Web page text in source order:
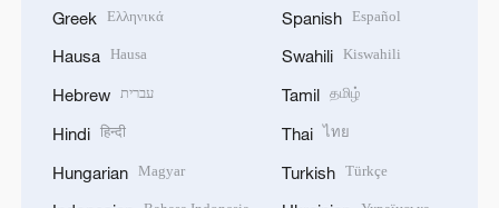
Greek Ελληνικά
Hausa Hausa
Hebrew עברית
Hindi हिन्दी
Hungarian Magyar
Spanish Español
Swahili Kiswahili
Tamil தமிழ்
Thai ไทย
Turkish Türkçe